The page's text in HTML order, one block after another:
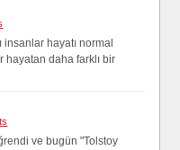
insanlar hayatı normal
hayatan daha farklı bir
ve bugün "Tolstoy